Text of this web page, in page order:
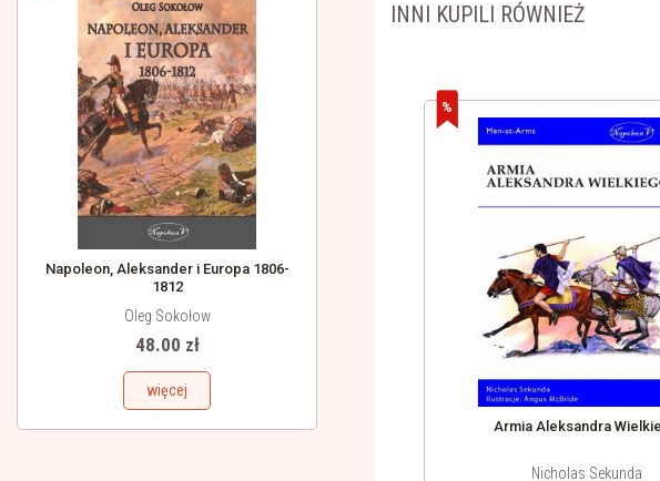
Napoleon, Aleksander i Europa 1806-
1812
Oleg Sokołow
48.00 zł
więcej
INNI KUPILI RÓWNIEŻ
Wojownik Kartaginy 264-146 r. przed Chr. Armia Aleksandra
Nicholas Sekunda